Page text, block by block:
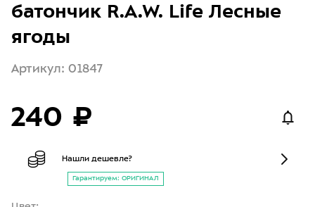
батончик R.A.W. Life Лесные
ягоды
Артикул: 01847
240 ₽
Нашли дешевле?
Гарантируем: ОРИГИНАЛ